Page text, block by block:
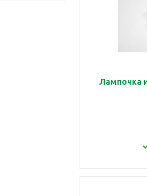
Лампочка